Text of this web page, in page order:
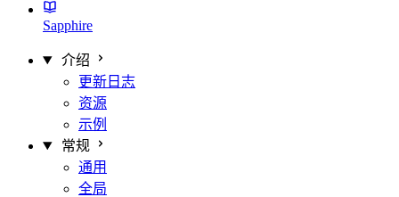
Sapphire
介绍
更新日志
资源
示例
常规
通用
全局